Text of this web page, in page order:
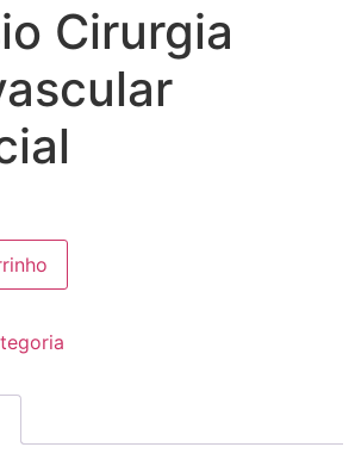
Cirurgia